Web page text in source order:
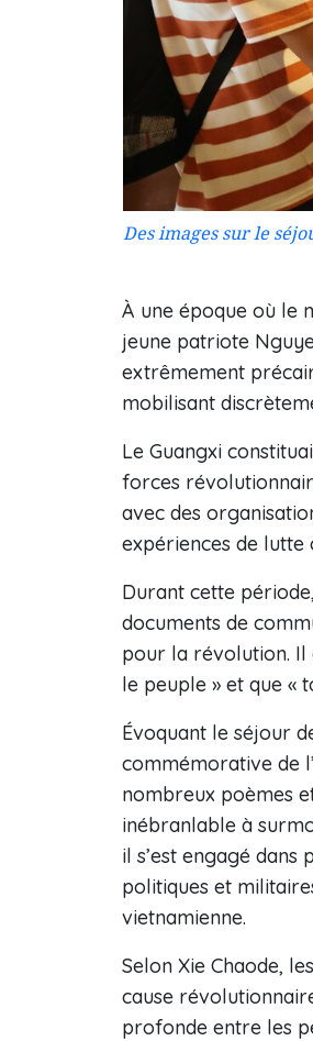
Des images sur le
À une époque où le
jeune patriote
extrêmement
mobilisant
Le Guangxi
forces
avec des
expériences de lutte
Durant cette
documents de
pour la révolution. Il
le peuple » et que «
Évoquant le séjour
commémorative de
nombreux poèmes
inébranlable à
il s’est engagé
politiques et
vietnamienne.
Selon Xie Chaode,
cause
profonde entre les